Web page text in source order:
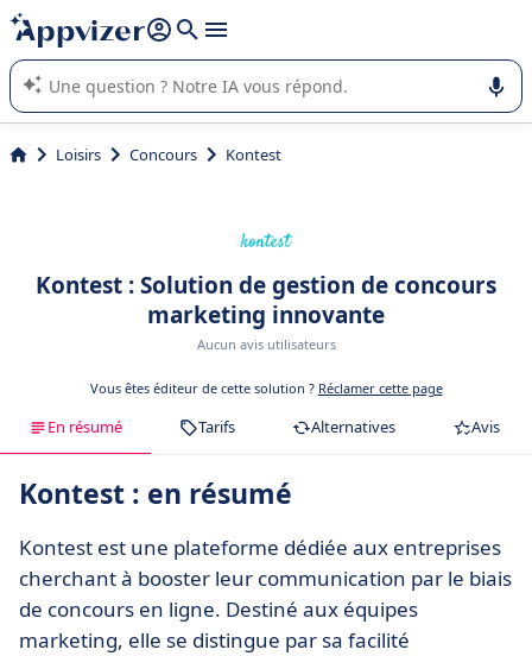
répondre (plusieurs lignes avec
L'IA de Appvizer vous guide dans l'utilisation ou la sélection de
logiciel SaaS en entreprise.
Loisirs Concours Kontest
Kontest : Solution de gestion de concours
marketing innovante
Aucun avis utilisateurs
Vous êtes éditeur de cette solution ? Réclamer cette page
En résumé Tarifs Alternatives Avis
Kontest : en résumé
Kontest est une plateforme dédiée aux entreprises
cherchant à booster leur communication par le biais
de concours en ligne. Destiné aux équipes
marketing, elle se distingue par sa facilité